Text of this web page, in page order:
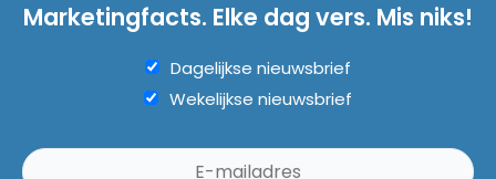
Marketingfacts. Elke dag vers. Mis niks!
Dagelijkse nieuwsbrief
Wekelijkse nieuwsbrief